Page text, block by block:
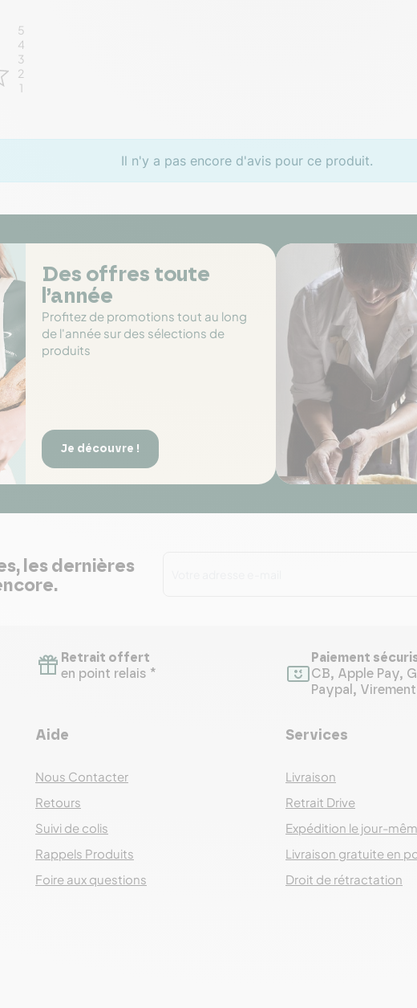
5
4
3
2
1
Il n'y a pas encore d'avis pour ce produit.
Des offres toute
l’année
Profitez de promotions tout au long
de l'année sur des sélections de
produits
Je découvre !
les dernières
Retrait offert
en point relais *
Paiement
CB, Apple Pay,
Paypal, Virement
Aide
Nous Contacter
Retours
Suivi de colis
Rappels Produits
Foire aux questions
Services
Livraison
Retrait Drive
Expédition le jour-
Livraison gratuite en
Droit de rétractation